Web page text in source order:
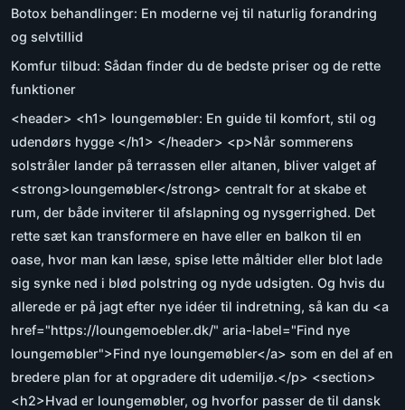
Botox behandlinger: En moderne vej til naturlig forandring
og selvtillid
Komfur tilbud: Sådan finder du de bedste priser og de rette
funktioner
<header> <h1> loungemøbler: En guide til komfort, stil og
udendørs hygge </h1> </header> <p>Når sommerens
solstråler lander på terrassen eller altanen, bliver valget af
<strong>loungemøbler</strong> centralt for at skabe et
rum, der både inviterer til afslapning og nysgerrighed. Det
rette sæt kan transformere en have eller en balkon til en
oase, hvor man kan læse, spise lette måltider eller blot lade
sig synke ned i blød polstring og nyde udsigten. Og hvis du
allerede er på jagt efter nye idéer til indretning, så kan du <a
href="https://loungemoebler.dk/" aria-label="Find nye
loungemøbler">Find nye loungemøbler</a> som en del af en
bredere plan for at opgradere dit udemiljø.</p> <section>
<h2>Hvad er loungemøbler, og hvorfor passer de til dansk